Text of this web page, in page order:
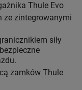
Thule Evo
ze zintegrowanymi
siły
zamków Thule